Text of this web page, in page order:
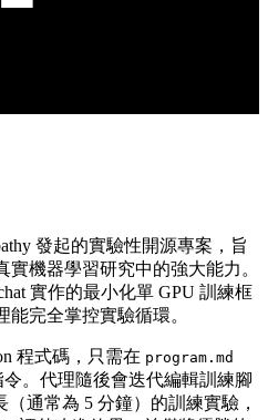
發起的實驗性開源專案，旨
機器學習研究中的強大能力。
實作的最小化單 GPU 訓練框
完全掌控實驗循環。
程式碼，只需在 program.md
。代理隨後會迭代編輯訓練腳
通常為 5 分鐘）的訓練實驗，